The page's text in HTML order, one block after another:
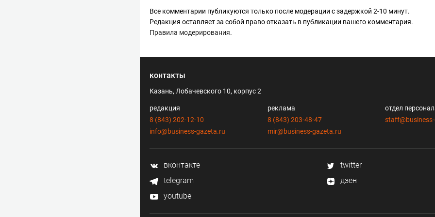
Все комментарии публикуются только после модерации с задержкой 2-10 минут.
Редакция оставляет за собой право отказать в публикации вашего комментария.
Правила модерирования.
контакты
Казань, Лобачевского 10, корпус 2
редакция
8 (843) 202-12-10
info@business-gazeta.ru
реклама
8 (843) 203-48-47
mir@business-gazeta.ru
отдел
вконтакте
twitter
telegram
дзен
youtube